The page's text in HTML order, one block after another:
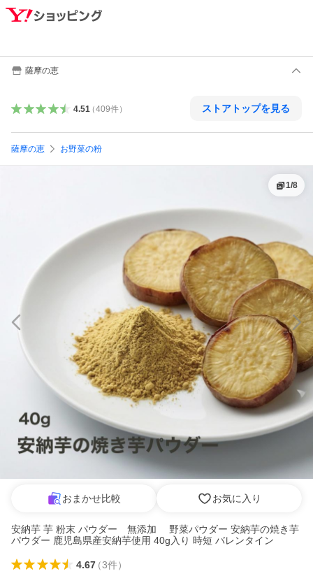
薩摩の恵
4.51（409件） ストアトップを見る
薩摩の恵 お野菜の粉
1/8
おまかせ比較 お気に入り
安納芋 芋 粉末 パウダー 無添加 野菜パウダー 安納芋の焼き芋
パウダー 鹿児島県産安納芋使用 40g入り 時短 バレンタイン
4.67（3件）